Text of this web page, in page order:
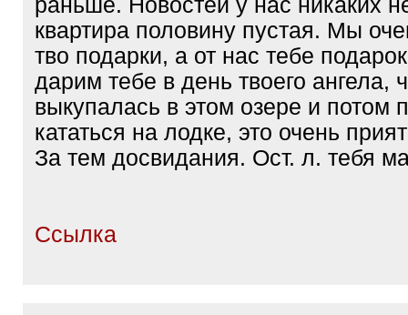
раньше. Новостей у нас никаких
квартира половину пустая. Мы
тво подарки, а от нас тебе
дарим тебе в день твоего ангела,
выкупалась в этом озере и потом
кататься на лодке, это очень
За тем досвидания. Ост. л. тебя
Ссылка